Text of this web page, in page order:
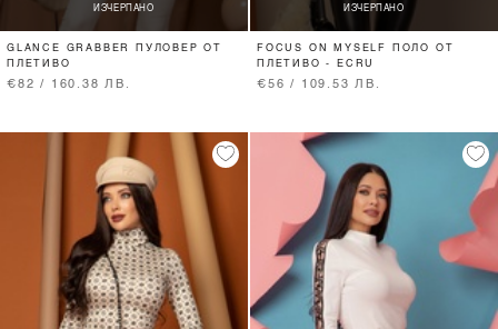
ИЗЧЕРПАНО
GLANCE GRABBER ПУЛОВЕР ОТ
ПЛЕТИВО
€82 / 160.38 ЛВ.
ИЗЧЕРПАНО
FOCUS ON MYSELF ПОЛО ОТ
ПЛЕТИВО - ECRU
€56 / 109.53 ЛВ.